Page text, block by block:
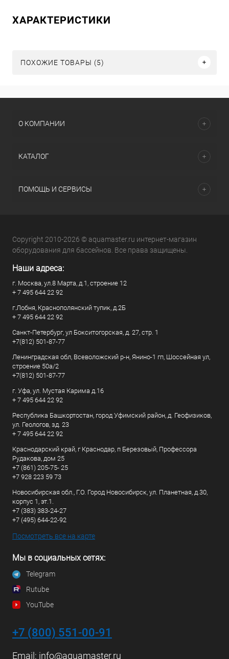
ХАРАКТЕРИСТИКИ
ПОХОЖИЕ ТОВАРЫ (5)
О КОМПАНИИ
КАТАЛОГ
ПОМОЩЬ И СЕРВИСЫ
Copyright 2010-2026 © aquamaster.ru интернет-магазин
оборудования для бассейнов. Все права защищены.
Наши адреса:
г. Москва, ул.8 Марта, д.1, строение 12
+ 7 495 644 22 92
г.Лобня, Краснополянский тупик, д.2Б
+ 7 495 644 22 92
Санкт-Петербург, ул Бокситогорская, д. 27, стр. 1
+7(812) 501-87-77
Ленинградская обл, Всеволожский р-н, Янино-1 гп, Шоссейная ул,
строение 50а/2
+7(812) 501-87-77
г. Уфа, ул. Мустая Карима д.16
+ 7 495 644 22 92
Республика Башкортостан, город Уфимский район, д. Геофизиков,
ул. Геологов, зд. 23
+ 7 495 644 22 92
Краснодарский край, г Краснодар, п Березовый, Профессора
Рудакова, дом 25
+7 (861) 205-75- 25
+7 928 223 59 73
Новосибирская обл., Г.О. Город Новосибирск, ул. Планетная, д.30,
корпус 1, эт.1.
+7 (383) 383-24-27
+7 (495) 644-22-92
Посмотреть все на карте
Мы в социальных сетях:
Telegram
Rutube
YouTube
+7 (800) 551-00-91
Email: info@aquamaster.ru